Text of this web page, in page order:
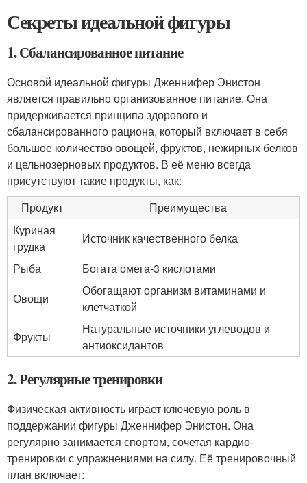
Секреты идеальной фигуры
1. Сбалансированное питание
Основой идеальной фигуры Дженнифер Энистон
является правильно организованное питание. Она
придерживается принципа здорового и
сбалансированного рациона, который включает в себя
большое количество овощей, фруктов, нежирных белков
и цельнозерновых продуктов. В её меню всегда
присутствуют такие продукты, как:
Продукт
Преимущества
Куриная
грудка
Источник качественного белка
Рыба
Богата омега-3 кислотами
Овощи
Обогащают организм витаминами и
клетчаткой
Фрукты
Натуральные источники углеводов и
антиоксидантов
2. Регулярные тренировки
Физическая активность играет ключевую роль в
поддержании фигуры Дженнифер Энистон. Она
регулярно занимается спортом, сочетая кардио-
тренировки с упражнениями на силу. Её тренировочный
план включает: